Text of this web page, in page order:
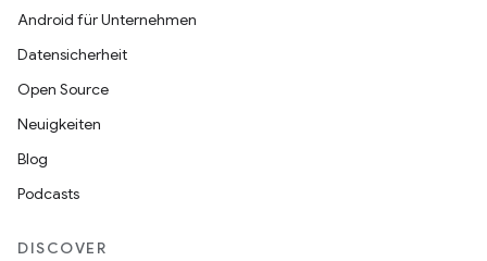
Android für Unternehmen
Datensicherheit
Open Source
Neuigkeiten
Blog
Podcasts
DISCOVER